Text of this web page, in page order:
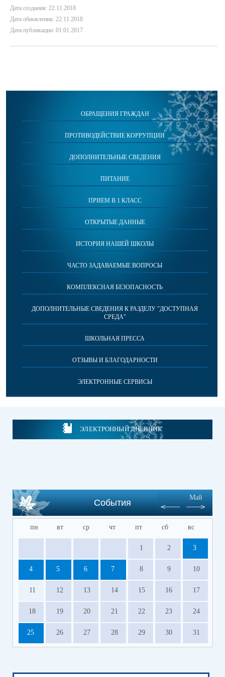
Дата создания: 22.11.2018
Дата обновления: 22.11.2018
Дата публикации: 01.01.2017
ОБРАЩЕНИЯ ГРАЖДАН
ПРОТИВОДЕЙСТВИЕ КОРРУПЦИИ
ДОПОЛНИТЕЛЬНЫЕ СВЕДЕНИЯ
ПИТАНИЕ
ПРИЕМ В 1 КЛАСС
ОТКРЫТЫЕ ДАННЫЕ
ИСТОРИЯ НАШЕЙ ШКОЛЫ
ЧАСТО ЗАДАВАЕМЫЕ ВОПРОСЫ
КОМПЛЕКСНАЯ БЕЗОПАСНОСТЬ
ДОПОЛНИТЕЛЬНЫЕ СВЕДЕНИЯ К РАЗДЕЛУ "ДОСТУПНАЯ
СРЕДА"
ШКОЛЬНАЯ ПРЕССА
ОТЗЫВЫ И БЛАГОДАРНОСТИ
ЭЛЕКТРОННЫЕ СЕРВИСЫ
ЭЛЕКТРОННЫЙ ДНЕВНИК
События
Май
пн вт ср чт пт сб вс
1 2 3
4 5 6 7 8 9 10
11 12 13 14 15 16 17
18 19 20 21 22 23 24
25 26 27 28 29 30 31